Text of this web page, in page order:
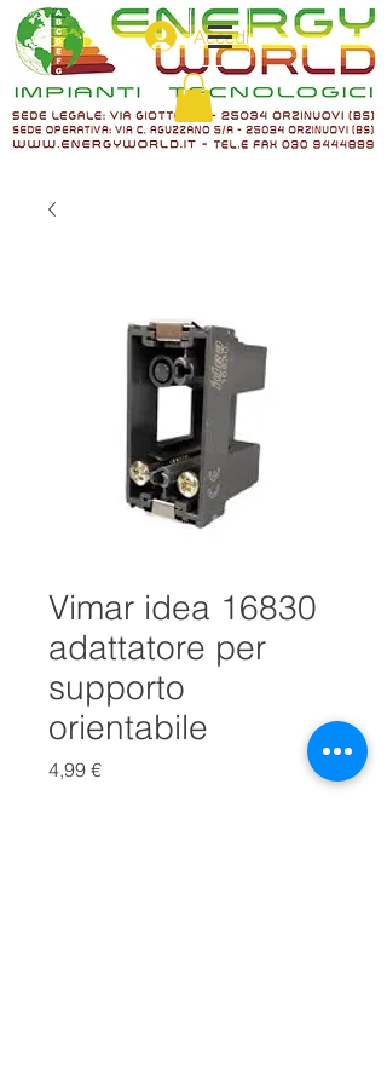
Accedi
Vimar idea 16830
adattatore per
supporto
orientabile
4,99 €Prezzo